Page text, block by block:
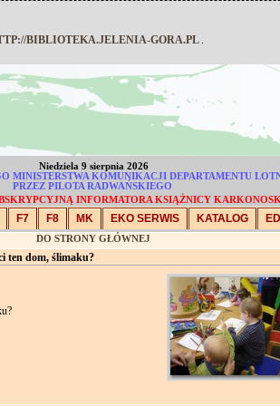
Niedziela 9 sierpnia 2026
MINISTERSTWA KOMUNIKACJI DEPARTAMENTU
PRZEZ PILOTA RADWAŃSKIEGO
INFORMATORA KSIĄŻNICY
F7 F8 MK EKO SERWIS KATALOG
DO STRONY GŁÓWNEJ
ten dom, ślimaku?
BIBLIOTEKA.JELENIA-GORA.PL .